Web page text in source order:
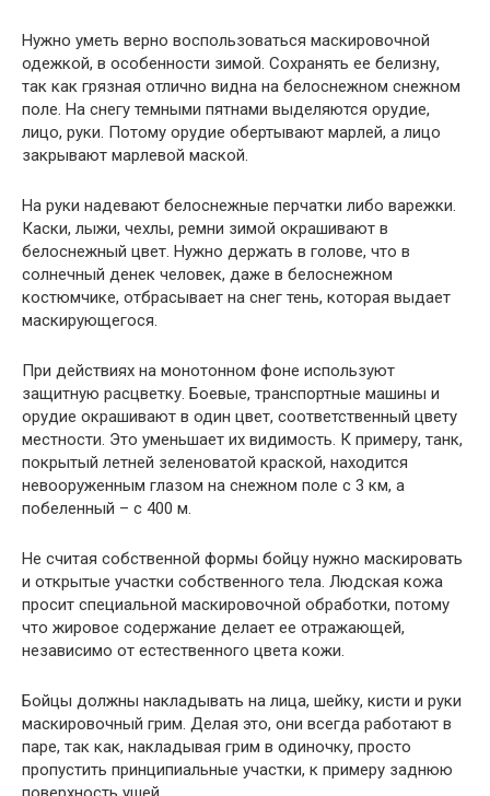
Нужно уметь верно воспользоваться маскировочной
одежкой, в особенности зимой. Сохранять ее белизну,
так как грязная отлично видна на белоснежном снежном
поле. На снегу темными пятнами выделяются орудие,
лицо, руки. Потому орудие обертывают марлей, а лицо
закрывают марлевой маской.
На руки надевают белоснежные перчатки либо варежки.
Каски, лыжи, чехлы, ремни зимой окрашивают в
белоснежный цвет. Нужно держать в голове, что в
солнечный денек человек, даже в белоснежном
костюмчике, отбрасывает на снег тень, которая выдает
маскирующегося.
При действиях на монотонном фоне используют
защитную расцветку. Боевые, транспортные машины и
орудие окрашивают в один цвет, соответственный цвету
местности. Это уменьшает их видимость. К примеру, танк,
покрытый летней зеленоватой краской, находится
невооруженным глазом на снежном поле с 3 км, а
побеленный – с 400 м.
Не считая собственной формы бойцу нужно маскировать
и открытые участки собственного тела. Людская кожа
просит специальной маскировочной обработки, потому
что жировое содержание делает ее отражающей,
независимо от естественного цвета кожи.
Бойцы должны накладывать на лица, шейку, кисти и руки
маскировочный грим. Делая это, они всегда работают в
паре, так как, накладывая грим в одиночку, просто
пропустить принципиальные участки, к примеру заднюю